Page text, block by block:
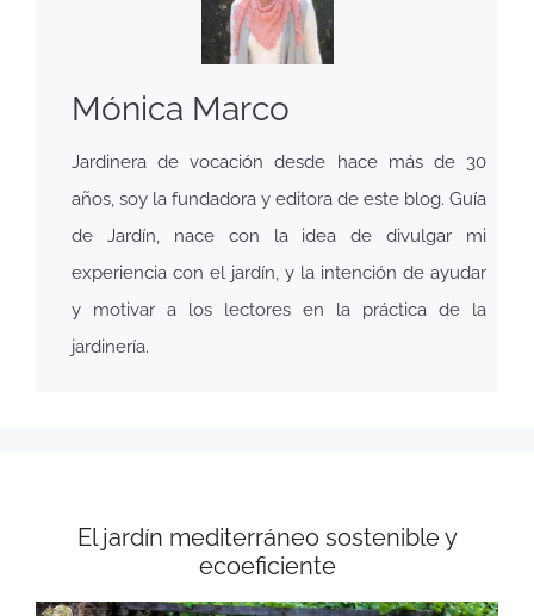
Mónica Marco
Jardinera de vocación desde hace más de 30
años, soy la fundadora y editora de este blog. Guía
de Jardín, nace con la idea de divulgar mi
experiencia con el jardín, y la intención de ayudar
y motivar a los lectores en la práctica de la
jardinería.
El jardín mediterráneo sostenible y
ecoeficiente